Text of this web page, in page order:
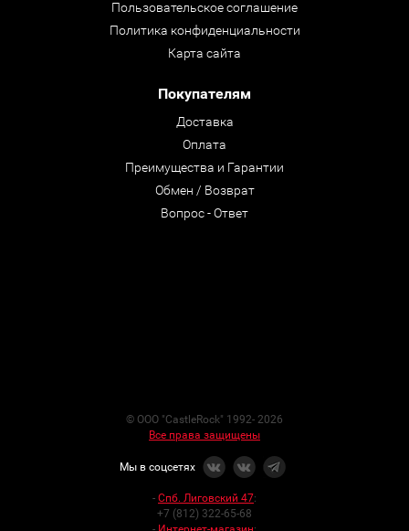
Пользовательское соглашение
Политика конфиденциальности
Карта сайта
Покупателям
Доставка
Оплата
Преимущества и Гарантии
Обмен / Возврат
Вопрос - Ответ
© ООО "CastleRock" 1992- 2026
Все права защищены
Мы в соцсетях
- Спб. Лиговский 47:
+7 (812) 322-65-68